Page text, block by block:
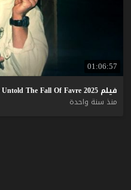
01:06:57
فيلم Untold The Fall Of Favre 2025
منذ سنة واحدة